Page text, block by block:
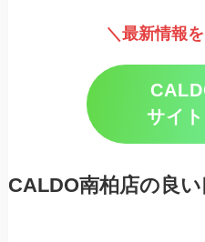
＼最新情報
サイ
CALDO南柏店の良